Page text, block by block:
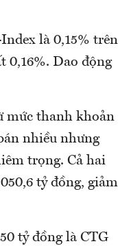
là 0,15% trên
0,16%. Dao động
mức thanh khoản
nhiều nhưng
trọng. Cả hai
tỷ đồng, giảm
tỷ đồng là CTG